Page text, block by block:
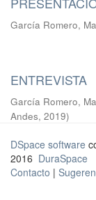
García Romero,
ENTREVISTA
García Romero,
Andes, 2019)
DSpace software
2016 DuraSpace
Contacto |